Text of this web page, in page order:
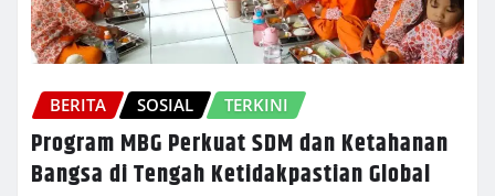
BERITA SOSIAL TERKINI
Program MBG Perkuat SDM dan Ketahanan
Bangsa di Tengah Ketidakpastian Global